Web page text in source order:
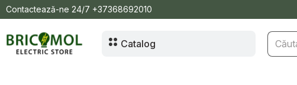
Contactează-ne 24/7 +37368692010
Catalog